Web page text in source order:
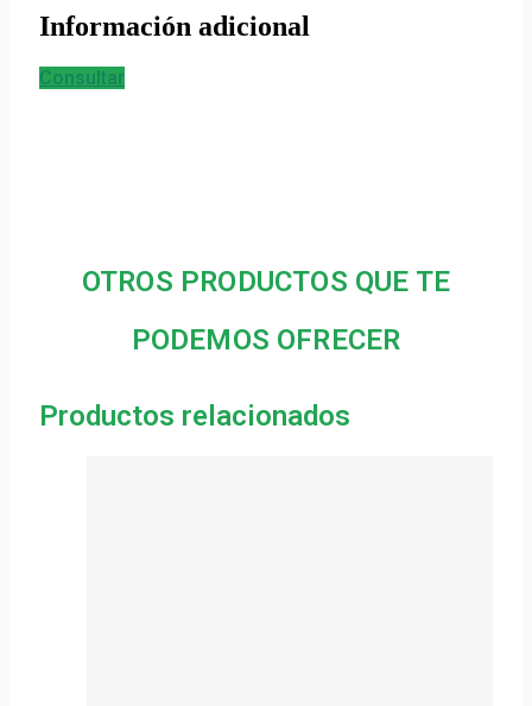
Información adicional
Consultar
OTROS PRODUCTOS QUE TE
PODEMOS OFRECER
Productos relacionados